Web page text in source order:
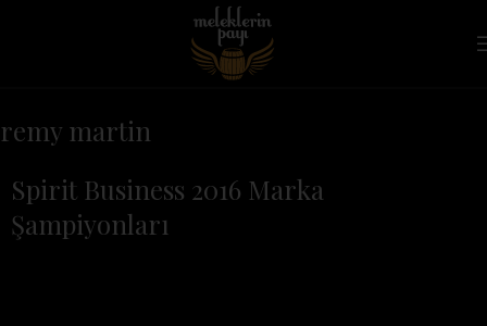
remy martin
Spirit Business 2016 Marka
Şampiyonları